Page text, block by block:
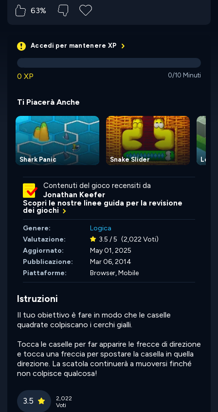
63%
Accedi per mantenere XP
0 XP 0/10 Minuti
Ti Piacerà Anche
Shark Panic Snake Slider Lost
Contenuti del gioco recensiti da
Jonathan Keefer
Scopri le nostre linee guida per la revisione
dei giochi
Genere:
Logica
Valutazione:
3.5 / 5 (2,022 Voti)
Aggiornato:
May 01, 2025
Pubblicazione:
Mar 06, 2014
Piattaforme:
Browser, Mobile
Istruzioni
Il tuo obiettivo è fare in modo che le caselle
quadrate colpiscano i cerchi gialli.
Tocca le caselle per far apparire le frecce di direzione
e tocca una freccia per spostare la casella in quella
direzione. La scatola continuerà a muoversi finché
non colpisce qualcosa!
3.5
2,022
Voti